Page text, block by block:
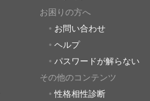
お困りの方へ
お問い合わせ
ヘルプ
パスワードが解らない
その他のコンテンツ
性格相性診断